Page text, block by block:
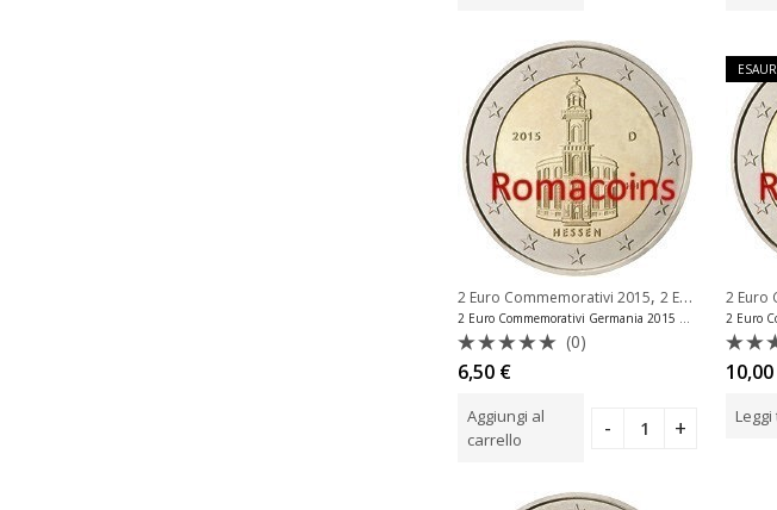
2 Euro Commemorativi 2015, 2 Euro Commemorativi Germania
2 Euro Commemorativi Germania 2015 Hessen Fdc
Valutato
0
5
(0)
6,50 €
Aggiungi al
carrello
2 Euro
0
5
10,00